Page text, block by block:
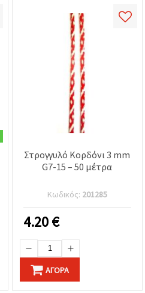
Στρογγυλό Κορδόνι 3 mm
G7-15 – 50 μέτρα
Κωδικός: 201285
4.20€
ΑΓΟΡΆ